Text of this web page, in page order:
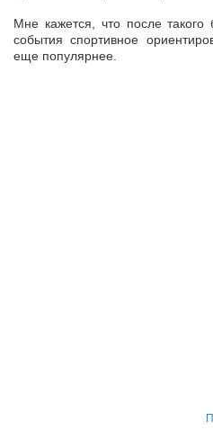
Мне кажется, что после такого
события спортивное
еще популярнее.